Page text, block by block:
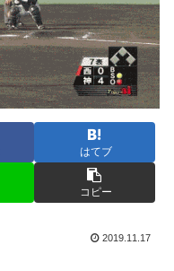
はてブ
コピー
2019.11.17